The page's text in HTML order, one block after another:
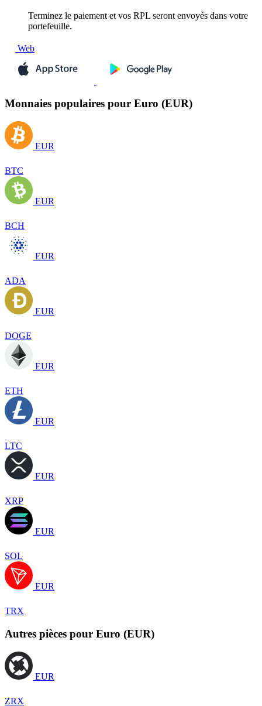
Terminez le paiement et vos RPL seront envoyés dans votre
portefeuille.
Web
Monnaies populaires pour Euro (EUR)
EUR
BTC
EUR
BCH
EUR
ADA
EUR
DOGE
EUR
ETH
EUR
LTC
EUR
XRP
EUR
SOL
EUR
TRX
Autres pièces pour Euro (EUR)
EUR
ZRX